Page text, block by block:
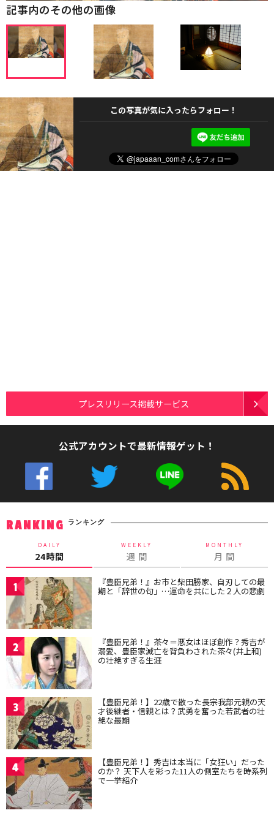
記事内のその他の画像
この写真が気に入ったらフォロー！
プレスリリース掲載サービス
公式アカウントで最新情報ゲット！
RANKING ランキング
DAILY
24時間
WEEKLY
週 間
MONTHLY
月 間
1 『豊臣兄弟！』お市と柴田勝家、自刃しての最
期と「辞世の句」…運命を共にした２人の悲劇
2 『豊臣兄弟！』茶々＝悪女はほぼ創作？秀吉が
溺愛、豊臣家滅亡を背負わされた茶々(井上和)
の壮絶すぎる生涯
3 【豊臣兄弟！】22歳で散った長宗我部元親の天
才後継者・信親とは？武勇を奮った若武者の壮
絶な最期
4 【豊臣兄弟！】秀吉は本当に「女狂い」だった
のか？ 天下人を彩った11人の側室たちを時系列
で一挙紹介